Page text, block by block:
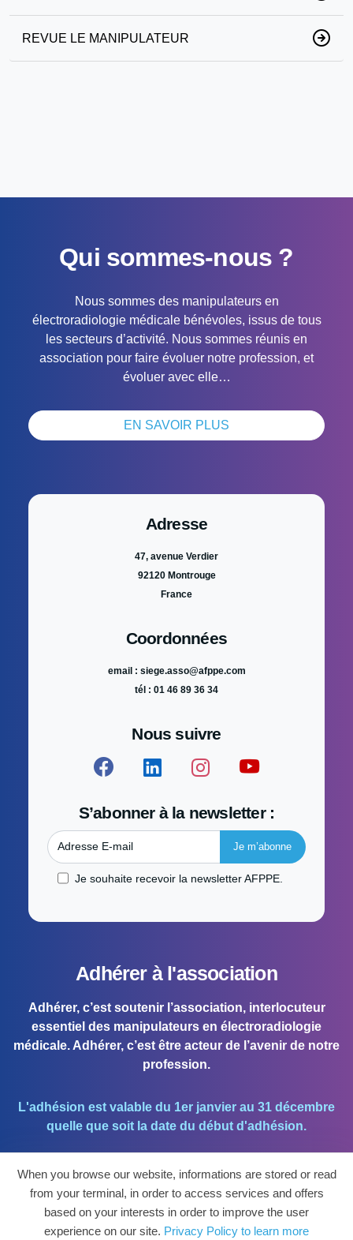
REVUE LE MANIPULATEUR
Adhérer à l'association
Adhérer, c’est soutenir l’association, interlocuteur
essentiel des manipulateurs en électroradiologie
médicale. Adhérer, c’est être acteur de l’avenir de notre
profession.
L'adhésion est valable du 1er janvier au 31 décembre
quelle que soit la date du début d'adhésion.
J'ADHÈRE !
Mon espace personnel et mettre à jour mes
Qui sommes-nous ?
Nous sommes des manipulateurs en
électroradiologie médicale bénévoles, issus de tous
les secteurs d’activité. Nous sommes réunis en
association pour faire évoluer notre profession, et
évoluer avec elle…
EN SAVOIR PLUS
Adresse
47, avenue Verdier
92120 Montrouge
France
Coordonnées
email : siege.asso@afppe.com
tél : 01 46 89 36 34
Nous suivre
S’abonner à la newsletter :
Adresse E-mail
Je souhaite recevoir la newsletter AFPPE.
When you browse our website, informations are stored or read
from your terminal, in order to access services and offers
based on your interests in order to improve the user
experience on our site. Privacy Policy to learn more